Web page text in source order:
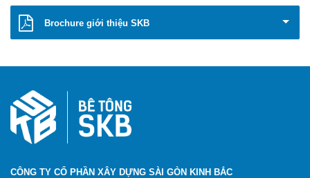
Brochure giới thiệu SKB
CÔNG TY CỔ PHẦN XÂY DỰNG SÀI GÒN KINH BẮC